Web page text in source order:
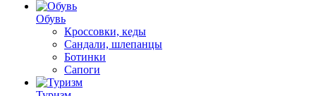
Обувь
Кроссовки, кеды
Сандали, шлепанцы
Ботинки
Сапоги